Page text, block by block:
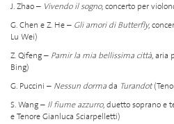
J. Zhao – Vivendo il sogno, concerto per
G. Chen e Z. He – Gli amori di Butterfly,
Lu Wei)
Z. Qifeng – Pamir la mia bellissima città, aria
Bing)
G. Puccini – Nessun dormada Turandot
S. Wang – Il fiume azzurro, duetto soprano e
e Tenore Gianluca Sciarpelletti)